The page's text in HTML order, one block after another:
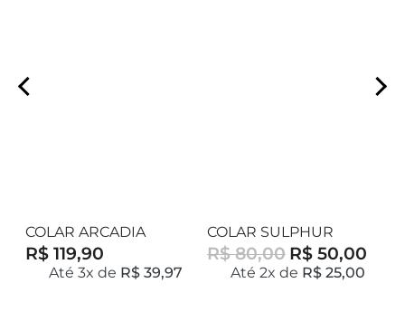
COLAR ARCADIA
R$ 119,90
Até 3x de R$ 39,97
COLAR SULPHUR
R$ 80,00 R$ 50,00
Até 2x de R$ 25,00